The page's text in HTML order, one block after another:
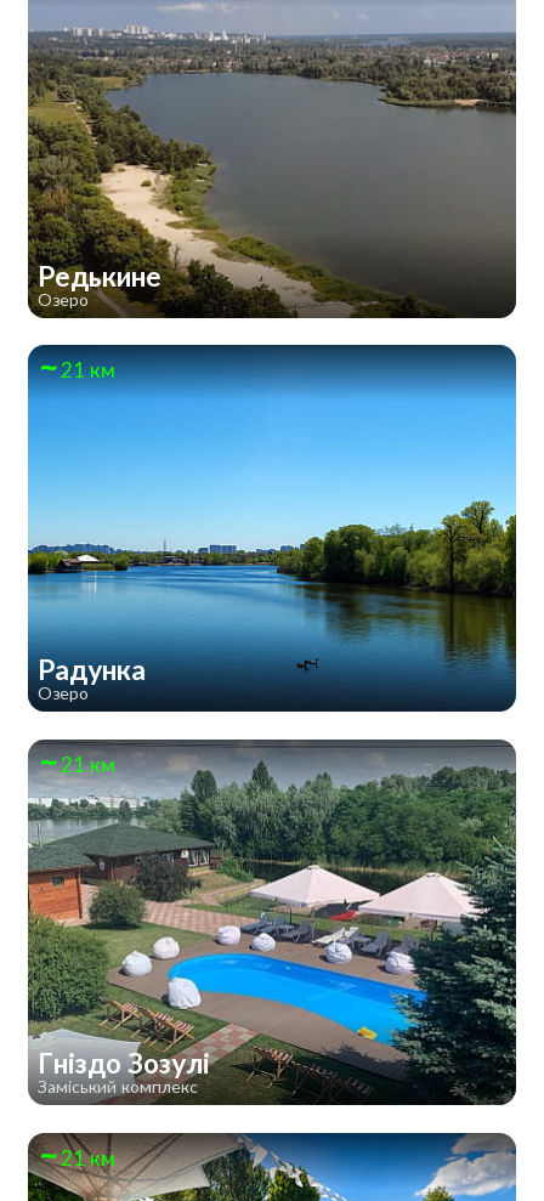
Редькине
Озеро
21 км
Радунка
Озеро
21 км
Гніздо Зозулі
Заміський комплекс
21 км